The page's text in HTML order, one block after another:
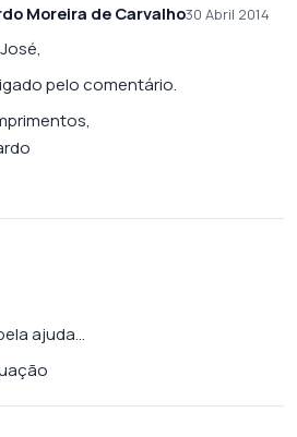
Moreira de Carvalho30 Abril 2014
pelo comentário.
ajuda…